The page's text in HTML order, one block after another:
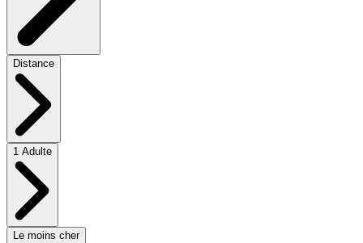
Distance
1 Adulte
Le moins cher